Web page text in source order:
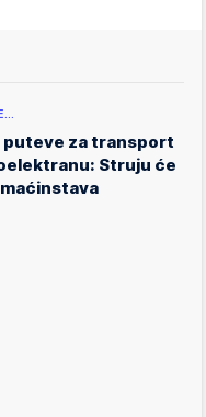
puteve za transport
Struju će